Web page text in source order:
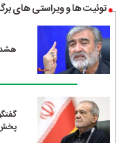
توئیت ها و ویراستی های